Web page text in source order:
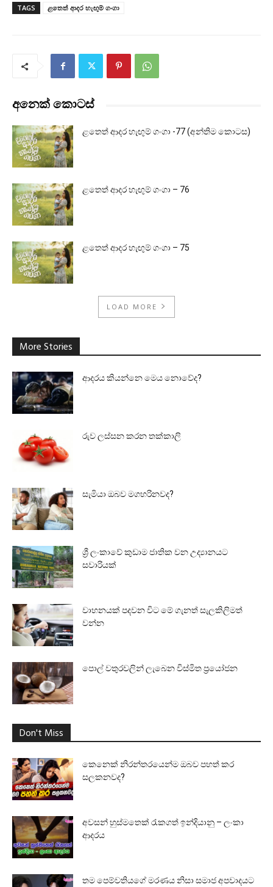
TAGS ළතෙත් ආදර හැඟුම් ගංගා
අනෙක් කොටස්
ළතෙත් ආදර හැඟුම් ගංගා -77 (අන්තිම කොටස)
ළතෙත් ආදර හැඟුම් ගංගා – 76
ළතෙත් ආදර හැඟුම් ගංගා – 75
LOAD MORE
More Stories
ආදරය කියන්නෙ මෙය නොවේද?
රුව ලස්සන කරන තක්කාලි
සැමියා ඔබව මගහරිනවද?
ශ්‍රී ලංකාවේ කුඩාම ජාතික වන උද්‍යානයට
සවාරියක්
වාහනයක් පදවන විට මේ ගැනත් සැලකිලිමත්
වන්න
පොල් වතුරවලින් ලැබෙන විස්මිත ප්‍රයෝජන
Don't Miss
කෙනෙක් නිරන්තරයෙන්ම ඔබව පහත් කර
සලකනවද?
අවසන් හුස්මතෙක් රැකගත් ඉන්දියානු – ලංකා
ආදරය
තම පෙම්වතියගේ මරණය නිසා සමාජ අපවාදයට